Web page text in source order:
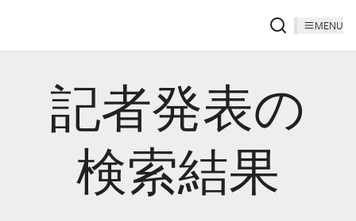
MENU
記者発表の
検索結果